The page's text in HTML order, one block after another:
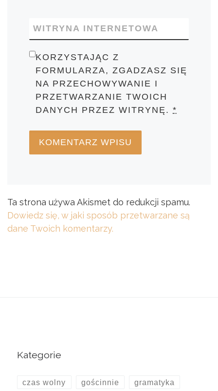
WITRYNA INTERNETOWA
KORZYSTAJĄC Z
FORMULARZA, ZGADZASZ SIĘ
NA PRZECHOWYWANIE I
PRZETWARZANIE TWOICH
DANYCH PRZEZ WITRYNĘ.*
Ta strona używa Akismet do redukcji spamu.
Dowiedz się, w jaki sposób przetwarzane są
dane Twoich komentarzy.
Kategorie
czas wolny gościnnie gramatyka